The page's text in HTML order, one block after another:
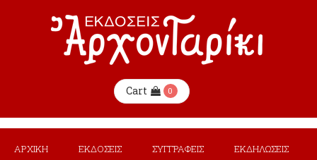
Cart 0
ΑΡΧΙΚΗ ΕΚΔΟΣΕΙΣ ΣΥΓΓΡΑΦΕΙΣ ΕΚΔΗΛΩΣΕΙΣ